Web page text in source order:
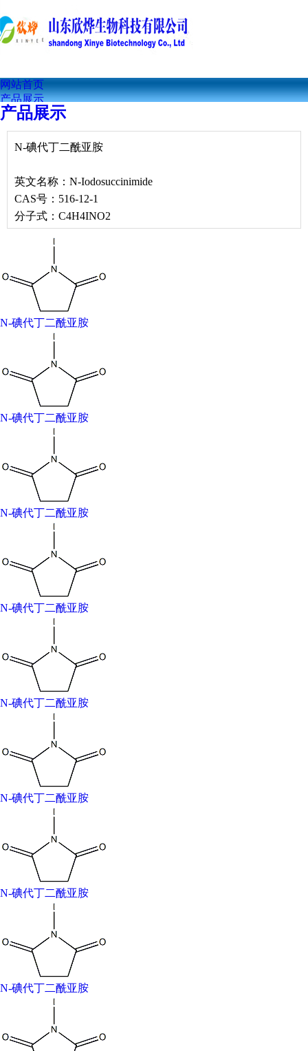
网站首页
产品展示
公司简介
公司资讯
技术文章
产品展示
N-碘代丁二酰亚胺
英文名称：N-Iodosuccinimide
CAS号：516-12-1
分子式：C4H4INO2
EINECS号：208-221-6
N-碘代丁二酰亚胺属性
熔点：202-206°C(lit.)
沸点：249.6±23.0 °C(Predicted)
密度：2,245 g/cm3
溶解度：Soluble in dioxane, tetrahydrfuran and acetonitrile.
Insoluble in ether and carbon tetrachloride.
形态：Crystalline Powder
酸度系数(pKa)：-2.57±0.20(Predicted)
颜色：White-yellow to brown
水溶解性：decomposes
敏感性：Moisture Sensitive
Merck：14,5045
BRN：113917
InChIKey：LQZMLBORDGWNPD-UHFFFAOYSA-N
N-碘代丁二酰亚胺安全信息
危险性符号(GHS)：GHS07
警示词：Warning
危险性描述：H302-H315-H319-H335
防范说明：P261-P305+P351+P338-P280a-P304+P340-P405-
P501a-P264-P270-P280-P301+P312+P330-
P302+P352+P332+P313+P362+P364-
P305+P351+P338+P337+P313-P501
危险品标志：Xn,Xi
危险类别码：22-36/37/38
WGK Germany：3
RTECS号：WN2817000
F：8-9
Hazard Note：Harmful/Keep Cold/Moisture Sensitive
TSCA：No
HazardClass：IRRITANT
海关编码：29251995
N-碘代丁二酰亚胺
白色针状结晶。熔点200-201℃，溶于丙酮、甲醇，略溶于
二氧六环，几乎不溶于四氯化碳、乙醚。遇水分解。
中文名 N-碘代丁二酰亚胺 英文名 N-Iodosuccinimide 别
称 N-碘代琥珀酰亚胺; N-碘丁二酰亚胺; N-碘琥珀酰亚胺
化学式 C4H4INO2 分子量 224.98 CAS登录号 516-12-1
EINECS登录号 208-221-6 熔 点 197-204℃ (dec.) 水溶性
N-碘代丁二酰亚胺
N-碘代丁二酰亚胺
N-碘代丁二酰亚胺
N-碘代丁二酰亚胺
N-碘代丁二酰亚胺
N-碘代丁二酰亚胺
N-碘代丁二酰亚胺
N-碘代丁二酰亚胺